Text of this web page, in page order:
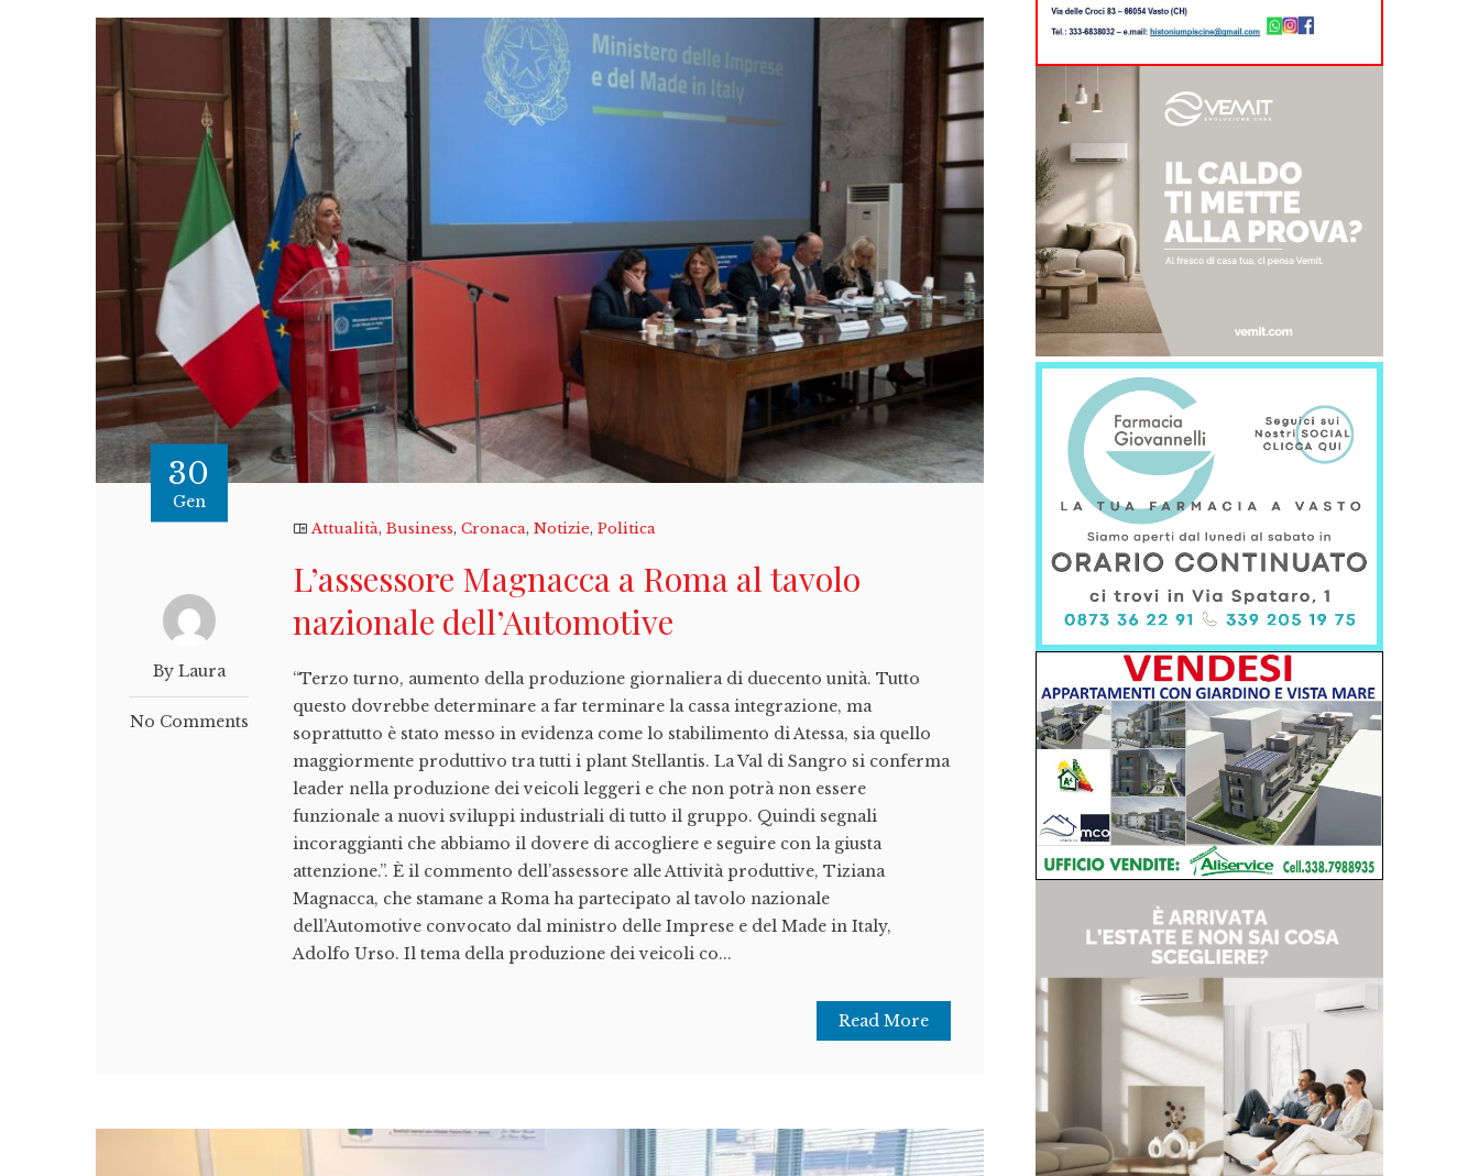
30
Gen
By Laura
No Comments
Attualità,Business,Cronaca,Notizie,Politica
L’assessore Magnacca a Roma al tavolo
nazionale dell’Automotive
“Terzo turno, aumento della produzione giornaliera di duecento unità. Tutto
questo dovrebbe determinare a far terminare la cassa integrazione, ma
soprattutto è stato messo in evidenza come lo stabilimento di Atessa, sia quello
maggiormente produttivo tra tutti i plant Stellantis. La Val di Sangro si conferma
leader nella produzione dei veicoli leggeri e che non potrà non essere
funzionale a nuovi sviluppi industriali di tutto il gruppo. Quindi segnali
incoraggianti che abbiamo il dovere di accogliere e seguire con la giusta
attenzione.”. È il commento dell’assessore alle Attività produttive, Tiziana
Magnacca, che stamane a Roma ha partecipato al tavolo nazionale
dell’Automotive convocato dal ministro delle Imprese e del Made in Italy,
Adolfo Urso. Il tema della produzione dei veicoli co...
Read More